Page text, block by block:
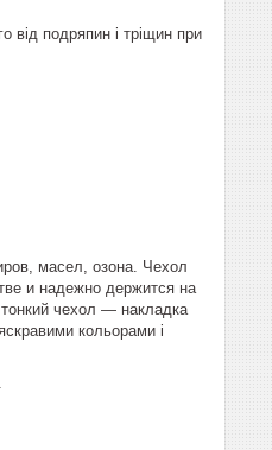
від подряпин і тріщин при
масел, озона. Чехол
и надежно держится на
чехол ― накладка
кольорами і